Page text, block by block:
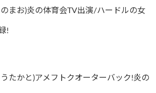
まお)炎の体育会TV出演/ハードルの女
!
たかと)アメフトクオーターバック!炎の